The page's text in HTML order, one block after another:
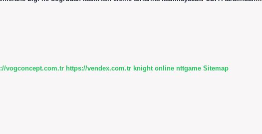
vogconcept.com.tr https://vendex.com.tr knight online nttgame Sitemap